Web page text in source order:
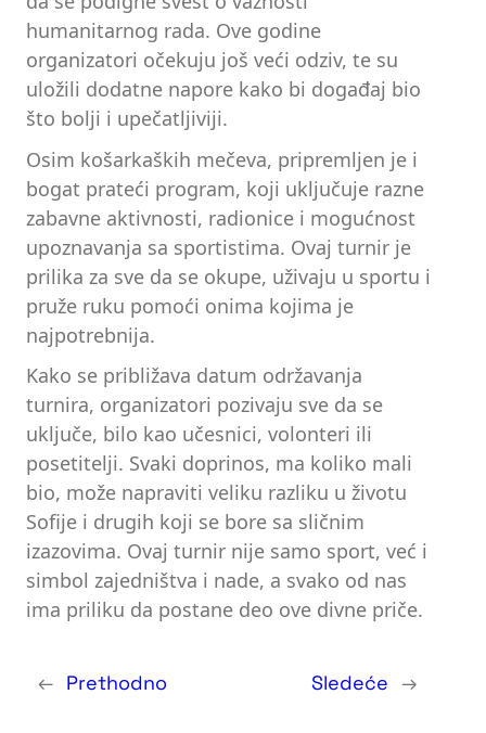
humanitarnog rada. Ove godine
organizatori očekuju još veći odziv, te su
uložili dodatne napore kako bi događaj bio
što bolji i upečatljiviji.
Osim košarkaških mečeva, pripremljen je i
bogat prateći program, koji uključuje razne
zabavne aktivnosti, radionice i mogućnost
upoznavanja sa sportistima. Ovaj turnir je
prilika za sve da se okupe, uživaju u sportu i
pruže ruku pomoći onima kojima je
najpotrebnija.
Kako se približava datum održavanja
turnira, organizatori pozivaju sve da se
uključe, bilo kao učesnici, volonteri ili
posetitelji. Svaki doprinos, ma koliko mali
bio, može napraviti veliku razliku u životu
Sofije i drugih koji se bore sa sličnim
izazovima. Ovaj turnir nije samo sport, već i
simbol zajedništva i nade, a svako od nas
ima priliku da postane deo ove divne priče.
← Prethodno Sledeće →